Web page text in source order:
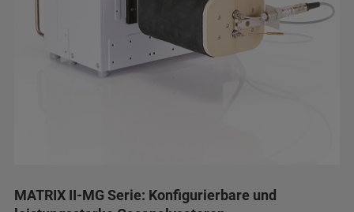
MATRIX II-MG Serie: Konfigurierbare und